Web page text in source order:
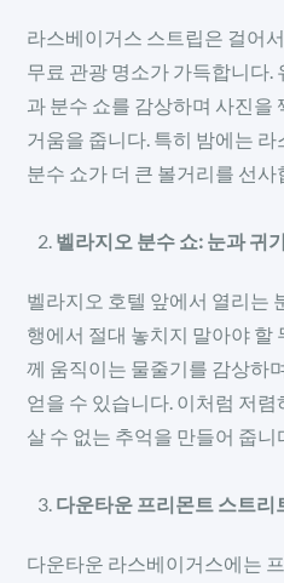
라스베이거스 스트립은 걸어
무료 관광 명소가 가득합니다.
과 분수 쇼를 감상하며 사진을
거움을 줍니다. 특히 밤에는
분수 쇼가 더 큰 볼거리를 선사
벨라지오 분수 쇼: 눈과 귀
벨라지오 호텔 앞에서 열리는
행에서 절대 놓치지 말아야 할
께 움직이는 물줄기를 감상하
얻을 수 있습니다. 이처럼 저
살 수 없는 추억을 만들어 줍니
다운타운 프리몬트 스트리
다운타운 라스베이거스에는